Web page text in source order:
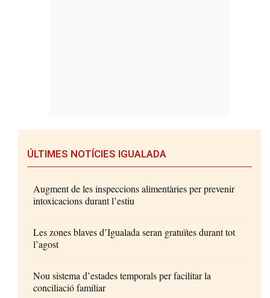
ÚLTIMES NOTÍCIES IGUALADA
Augment de les inspeccions alimentàries per prevenir
intoxicacions durant l’estiu
Les zones blaves d’Igualada seran gratuïtes durant tot
l’agost
Nou sistema d’estades temporals per facilitar la
conciliació familiar